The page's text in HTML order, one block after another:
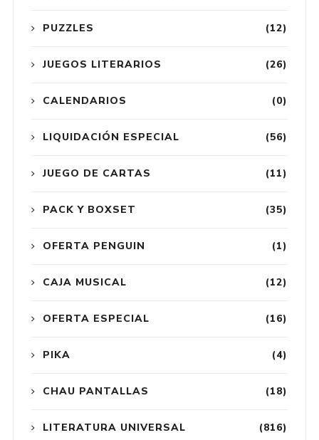
(12)
PUZZLES
(26)
JUEGOS LITERARIOS
(0)
CALENDARIOS
(56)
LIQUIDACIÓN ESPECIAL
(11)
JUEGO DE CARTAS
(35)
PACK Y BOXSET
(1)
OFERTA PENGUIN
(12)
CAJA MUSICAL
(16)
OFERTA ESPECIAL
(4)
PIKA
(18)
CHAU PANTALLAS
(816)
LITERATURA UNIVERSAL